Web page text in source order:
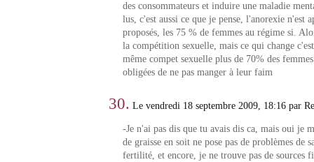
des consommateurs et induire une maladie
lus, c'est aussi ce que je pense, l'anorexie n'est
proposés, les 75 % de femmes au régime si.
la compétition sexuelle, mais ce qui change
même compet sexuelle plus de 70% des
obligées de ne pas manger à leur faim
30. Le vendredi 18 septembre 2009, 18:16 par
-Je n'ai pas dis que tu avais dis ca, mais oui je
de graisse en soit ne pose pas de problèmes de
fertilité, et encore, je ne trouve pas de sources